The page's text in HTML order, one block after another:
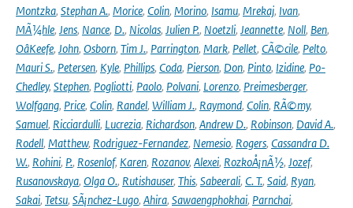
Montzka, Stephan A., Morice, Colin, Morino, Isamu, Mrekaj, Ivan,
MÃ¼hle, Jens, Nance, D., Nicolas, Julien P., Noetzli, Jeannette, Noll, Ben,
OâKeefe, John, Osborn, Tim J., Parrington, Mark, Pellet, CÃ©cile, Pelto,
Mauri S., Petersen, Kyle, Phillips, Coda, Pierson, Don, Pinto, Izidine, Po-
Chedley, Stephen, Pogliotti, Paolo, Polvani, Lorenzo, Preimesberger,
Wolfgang, Price, Colin, Randel, William J., Raymond, Colin, RÃ©my,
Samuel, Ricciardulli, Lucrezia, Richardson, Andrew D., Robinson, David A.,
Rodell, Matthew, Rodriguez-Fernandez, Nemesio, Rogers, Cassandra D.
W., Rohini, P., Rosenlof, Karen, Rozanov, Alexei, RozkoÅ¡nÃ½, Jozef,
Rusanovskaya, Olga O., Rutishauser, This, Sabeerali, C. T., Said, Ryan,
Sakai, Tetsu, SÃ¡nchez-Lugo, Ahira, Sawaengphokhai, Parnchai,